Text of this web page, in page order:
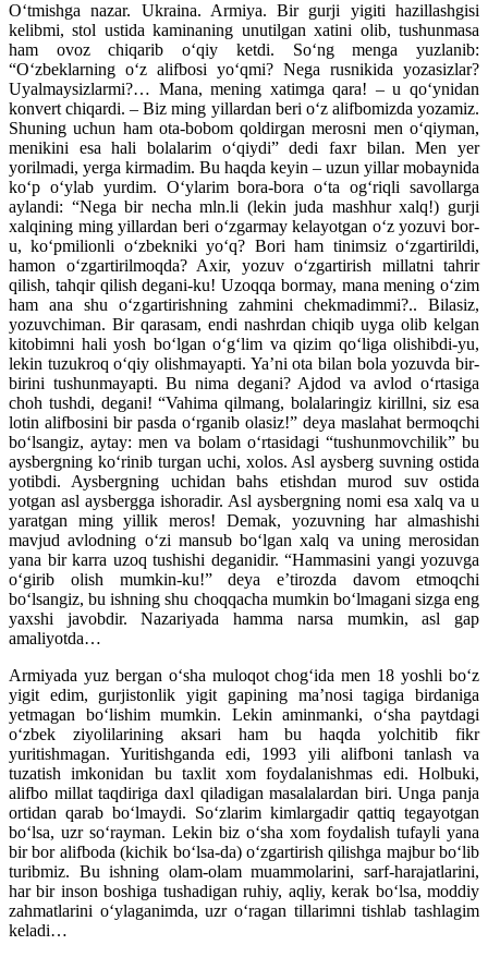
O‘tmishga nazar. Ukraina. Armiya. Bir gurji yigiti hazillashgisi
kelibmi, stol ustida kaminaning unutilgan xatini olib, tushunmasa
ham ovoz chiqarib o‘qiy ketdi. So‘ng menga yuzlanib:
“O‘zbeklarning o‘z alifbosi yo‘qmi? Nega rusnikida yozasizlar?
Uyalmaysizlarmi?… Mana, mening xatimga qara! – u qo‘ynidan
konvert chiqardi. – Biz ming yillardan beri o‘z alifbomizda yozamiz.
Shuning uchun ham ota-bobom qoldirgan merosni men o‘qiyman,
menikini esa hali bolalarim o‘qiydi” dedi faxr bilan. Men yer
yorilmadi, yerga kirmadim. Bu haqda keyin – uzun yillar mobaynida
ko‘p o‘ylab yurdim. O‘ylarim bora-bora o‘ta og‘riqli savollarga
aylandi: “Nega bir necha mln.li (lekin juda mashhur xalq!) gurji
xalqining ming yillardan beri o‘zgarmay kelayotgan o‘z yozuvi bor-
u, ko‘pmilionli o‘zbekniki yo‘q? Bori ham tinimsiz o‘zgartirildi,
hamon o‘zgartirilmoqda? Axir, yozuv o‘zgartirish millatni tahrir
qilish, tahqir qilish degani-ku! Uzoqqa bormay, mana mening o‘zim
ham ana shu o‘zgartirishning zahmini chekmadimmi?.. Bilasiz,
yozuvchiman. Bir qarasam, endi nashrdan chiqib uyga olib kelgan
kitobimni hali yosh bo‘lgan o‘g‘lim va qizim qo‘liga olishibdi-yu,
lekin tuzukroq o‘qiy olishmayapti. Ya’ni ota bilan bola yozuvda bir-
birini tushunmayapti. Bu nima degani? Ajdod va avlod o‘rtasiga
choh tushdi, degani! “Vahima qilmang, bolalaringiz kirillni, siz esa
lotin alifbosini bir pasda o‘rganib olasiz!” deya maslahat bermoqchi
bo‘lsangiz, aytay: men va bolam o‘rtasidagi “tushunmovchilik” bu
aysbergning ko‘rinib turgan uchi, xolos. Asl aysberg suvning ostida
yotibdi. Aysbergning uchidan bahs etishdan murod suv ostida
yotgan asl aysbergga ishoradir. Asl aysbergning nomi esa xalq va u
yaratgan ming yillik meros! Demak, yozuvning har almashishi
mavjud avlodning o‘zi mansub bo‘lgan xalq va uning merosidan
yana bir karra uzoq tushishi deganidir. “Hammasini yangi yozuvga
o‘girib olish mumkin-ku!” deya e’tirozda davom etmoqchi
bo‘lsangiz, bu ishning shu choqqacha mumkin bo‘lmagani sizga eng
yaxshi javobdir. Nazariyada hamma narsa mumkin, asl gap
amaliyotda…
Armiyada yuz bergan o‘sha muloqot chog‘ida men 18 yoshli bo‘z
yigit edim, gurjistonlik yigit gapining ma’nosi tagiga birdaniga
yetmagan bo‘lishim mumkin. Lekin aminmanki, o‘sha paytdagi
o‘zbek ziyolilarining aksari ham bu haqda yolchitib fikr
yuritishmagan. Yuritishganda edi, 1993 yili alifboni tanlash va
tuzatish imkonidan bu taxlit xom foydalanishmas edi. Holbuki,
alifbo millat taqdiriga daxl qiladigan masalalardan biri. Unga panja
ortidan qarab bo‘lmaydi. So‘zlarim kimlargadir qattiq tegayotgan
bo‘lsa, uzr so‘rayman. Lekin biz o‘sha xom foydalish tufayli yana
bir bor alifboda (kichik bo‘lsa-da) o‘zgartirish qilishga majbur bo‘lib
turibmiz. Bu ishning olam-olam muammolarini, sarf-harajatlarini,
har bir inson boshiga tushadigan ruhiy, aqliy, kerak bo‘lsa, moddiy
zahmatlarini o‘ylaganimda, uzr o‘ragan tillarimni tishlab tashlagim
keladi…